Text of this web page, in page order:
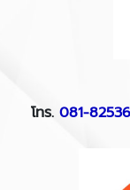
โทร. 081-